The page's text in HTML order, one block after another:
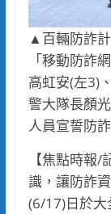
▲百輛防詐
「移動防詐
高虹安(左3)
警大隊長顏
人員宣誓防詐
【焦點時報
識，讓防詐
(6/17)日於大